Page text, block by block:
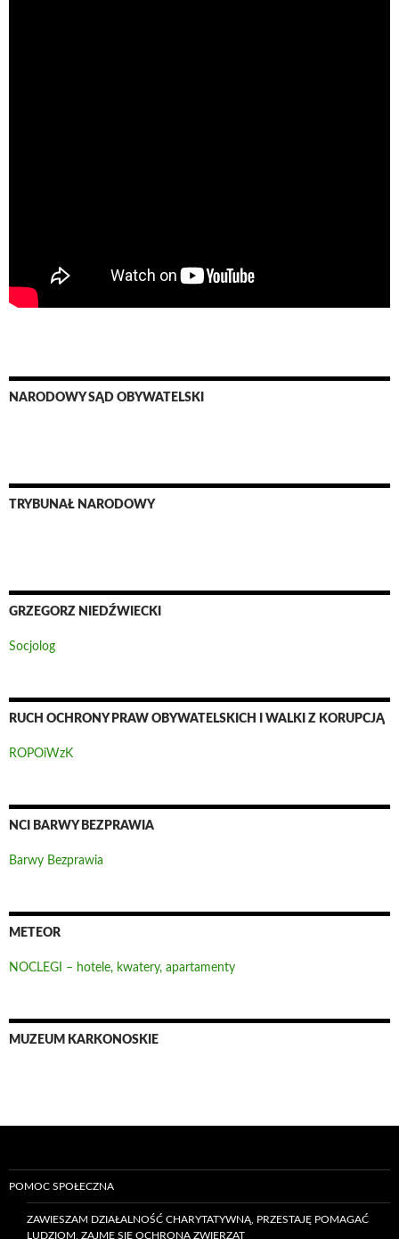
NARODOWY SĄD OBYWATELSKI
TRYBUNAŁ NARODOWY
GRZEGORZ NIEDŹWIECKI
Socjolog
RUCH OCHRONY PRAW OBYWATELSKICH I WALKI Z KORUPCJĄ
ROPOiWzK
NCI BARWY BEZPRAWIA
Barwy Bezprawia
METEOR
NOCLEGI – hotele, kwatery, apartamenty
MUZEUM KARKONOSKIE
POMOC SPOŁECZNA
ZAWIESZAM DZIAŁALNOŚĆ CHARYTATYWNĄ, PRZESTAJĘ POMAGAĆ
LUDZIOM, ZAJMĘ SIĘ OCHRONĄ ZWIERZĄT